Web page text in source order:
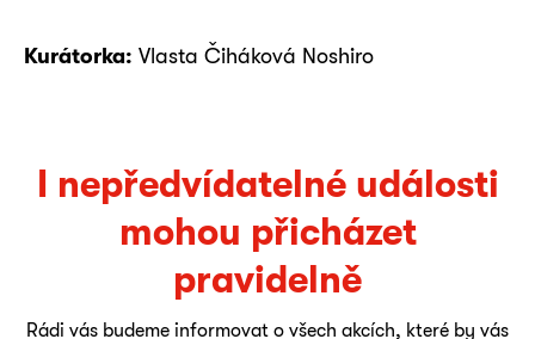
Kurátorka: Vlasta Čiháková Noshiro
I nepředvídatelné události
mohou přicházet
pravidelně
Rádi vás budeme informovat o všech akcích, které by vás